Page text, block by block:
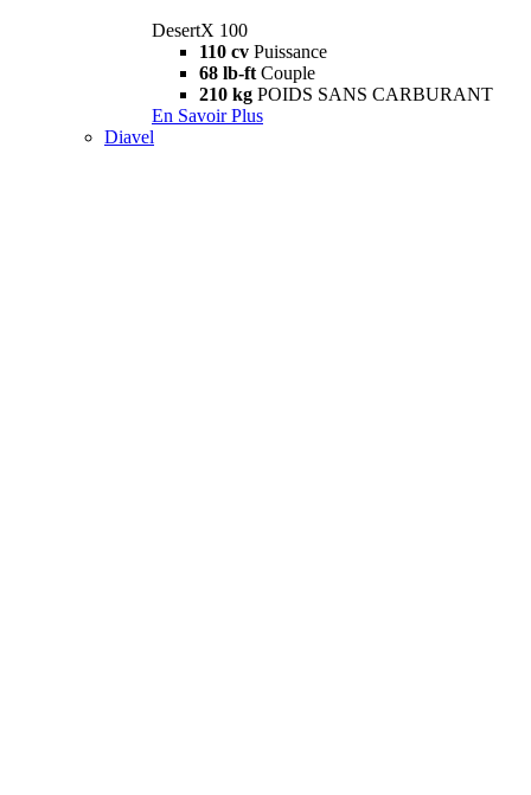
DesertX 100
110 cv Puissance
68 lb-ft Couple
210 kg POIDS SANS CARBURANT
En Savoir Plus
Diavel